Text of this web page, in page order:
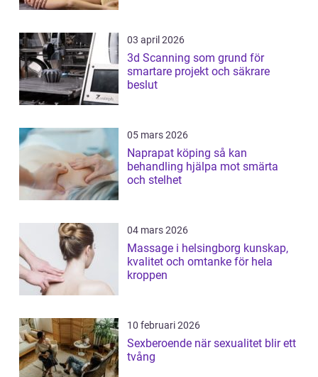
03 april 2026
3d Scanning som grund för
smartare projekt och säkrare
beslut
05 mars 2026
Naprapat köping så kan
behandling hjälpa mot smärta
och stelhet
04 mars 2026
Massage i helsingborg kunskap,
kvalitet och omtanke för hela
kroppen
10 februari 2026
Sexberoende när sexualitet blir ett
tvång